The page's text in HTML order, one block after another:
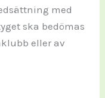
med
ska bedömas
eller av